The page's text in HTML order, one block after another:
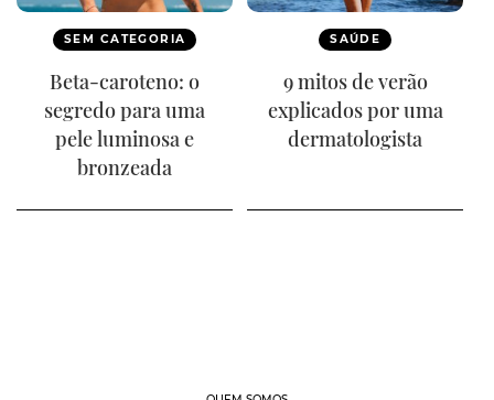
SEM CATEGORIA
Beta-caroteno: o
segredo para uma
pele luminosa e
bronzeada
SAÚDE
9 mitos de verão
explicados por uma
dermatologista